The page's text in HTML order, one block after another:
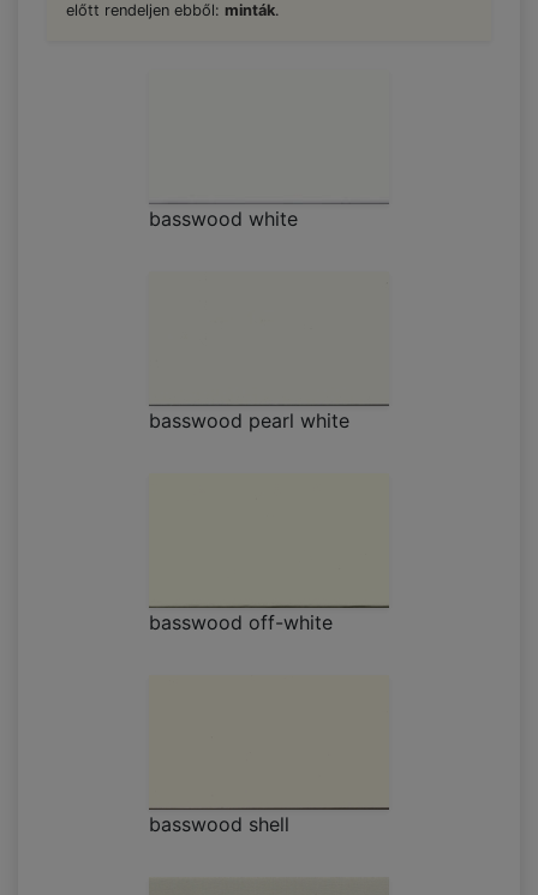
előtt rendeljen ebből: minták.
basswood white
basswood pearl white
basswood off-white
basswood shell